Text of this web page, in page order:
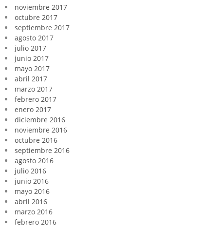
noviembre 2017
octubre 2017
septiembre 2017
agosto 2017
julio 2017
junio 2017
mayo 2017
abril 2017
marzo 2017
febrero 2017
enero 2017
diciembre 2016
noviembre 2016
octubre 2016
septiembre 2016
agosto 2016
julio 2016
junio 2016
mayo 2016
abril 2016
marzo 2016
febrero 2016